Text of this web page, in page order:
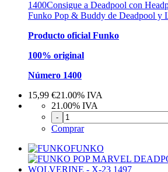
1400Consigue a Deadpool con
Funko Pop & Buddy de Deadpool y
Producto oficial Funko
100% original
Número 1400
15,99 €21.00% IVA
21.00% IVA
-
Comprar
FUNKO